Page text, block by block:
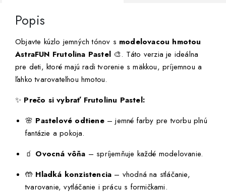
Popis
Objavte kúzlo jemných tónov s modelovacou hmotou
AstraFUN Frutolina Pastel 🎨. Táto verzia je ideálna
pre deti, ktoré majú radi tvorenie s mäkkou, príjemnou a
ľahko tvarovateľnou hmotou.
✨ Prečo si vybrať Frutolinu Pastel:
🌸 Pastelové odtiene– jemné farby pre tvorbu plnú
fantázie a pokoja.
🧃 Ovocná vôňa – spríjemňuje každé modelovanie.
🤲 Hladká konzistencia – vhodná na stláčanie,
tvarovanie, vytláčanie i prácu s formičkami.